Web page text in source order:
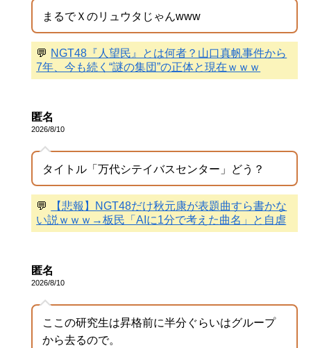
まるでＸのリュウタじゃんwww
💬 NGT48『人望民』とは何者？山口真帆事件から
7年、今も続く“謎の集団”の正体と現在ｗｗｗ
匿名
2026/8/10
タイトル「万代シテイバスセンター」どう？
💬
【悲報】NGT48だけ秋元康が表題曲すら書かな
い説ｗｗｗ→板民「AIに1分で考えた曲名」と自虐
匿名
2026/8/10
ここの研究生は昇格前に半分ぐらいはグループ
から去るので。